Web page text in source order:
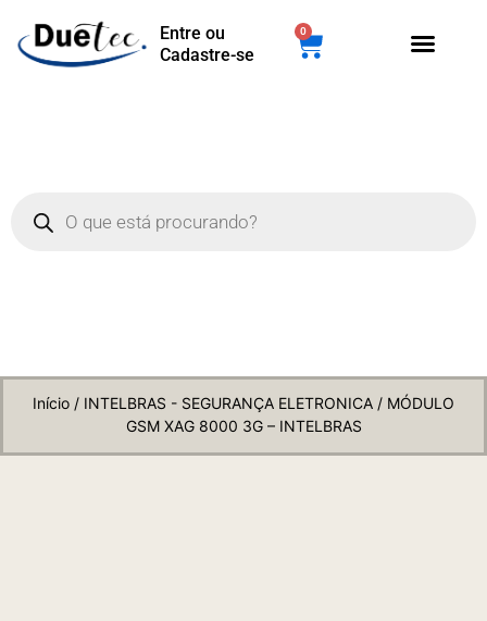
Entre ou
Cadastre-se
0
Início / INTELBRAS - SEGURANÇA ELETRONICA / MÓDULO
GSM XAG 8000 3G – INTELBRAS